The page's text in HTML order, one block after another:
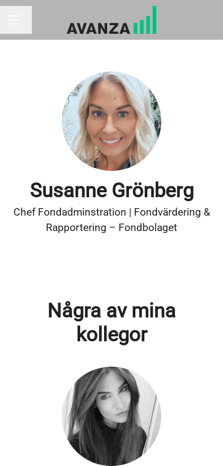
Susanne Grönberg
Chef Fondadminstration | Fondvärdering &
Rapportering – Fondbolaget
Några av mina
kollegor